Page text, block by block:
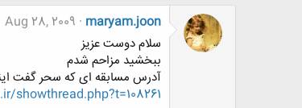
maryam.joon
Aug 28, 2009
سلام دوست عزیز
ببخشید مزاحم شدم
آدرس مسابقه ای که سحر گفت
showthread.php?t=108261